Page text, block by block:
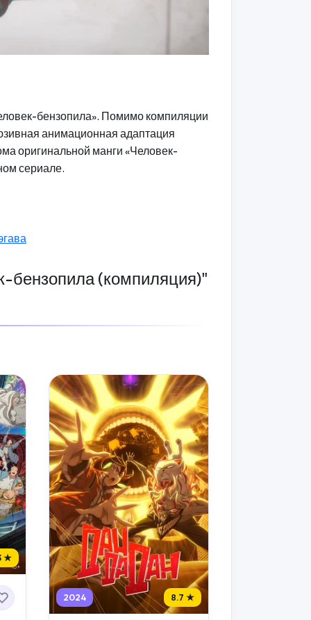
бензопила». Помимо компиляции
анимационная адаптация
оригинальной манги «Человек-
сериале.
бензопила (компиляция)"
★
2024 8.7 ★